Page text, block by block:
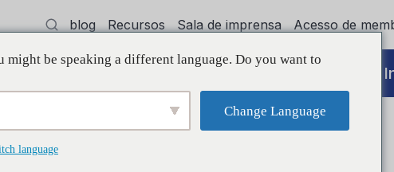
blog Recursos Sala de imprensa Acesso de
Treinamento Apoiar
BLOG
might be speaking a different language. Do you want to
Change Language
language